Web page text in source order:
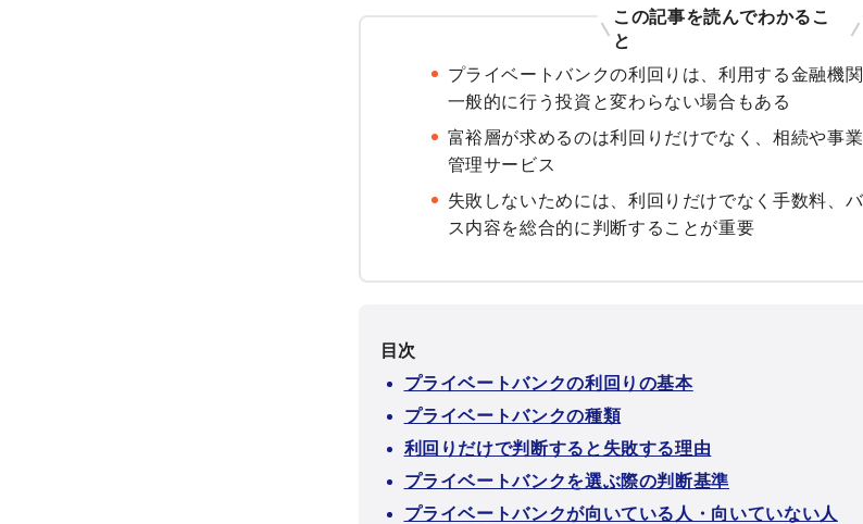
この記事を読んでわかるこ
と
プライベートバンクの利回りは、利用する金融機
一般的に行う投資と変わらない場合もある
富裕層が求めるのは利回りだけでなく、相続や事
管理サービス
失敗しないためには、利回りだけでなく手数料、
ス内容を総合的に判断することが重要
目次
プライベートバンクの利回りの基本
プライベートバンクの種類
利回りだけで判断すると失敗する理由
プライベートバンクを選ぶ際の判断基準
プライベートバンクが向いている人・向いていない人